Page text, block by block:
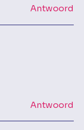
Antwoord
Antwoord